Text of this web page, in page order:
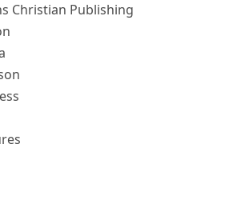
Christian Publishing